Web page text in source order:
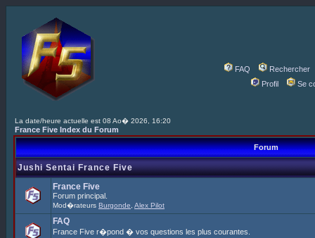
FAQ
Rechercher
Profil
Se
La date/heure actuelle est 08 Ao� 2026, 16:20
France Five Index du Forum
Forum
Jushi Sentai France Five
France Five
Forum principal.
Mod�rateurs Burgonde Alex Pilot
FAQ
France Five r�pond � vos questions les plus courantes.